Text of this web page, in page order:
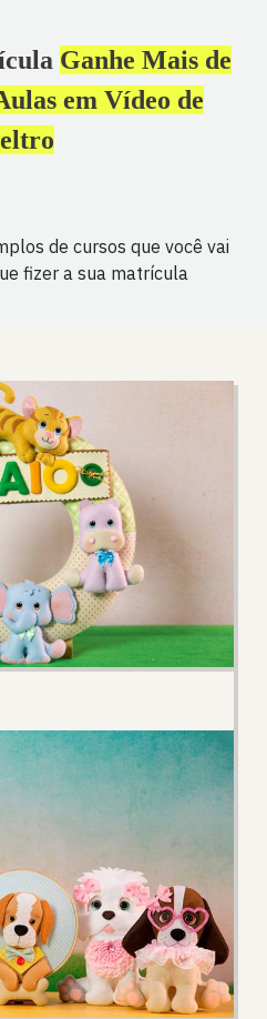
Ganhe Mais de
em Vídeo de
de cursos que você vai
fizer a sua matrícula